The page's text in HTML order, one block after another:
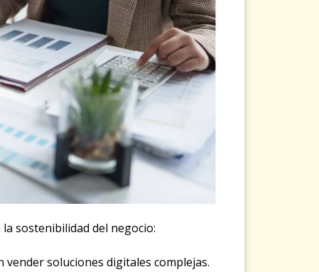
sostenibilidad del negocio:
vender soluciones digitales complejas.